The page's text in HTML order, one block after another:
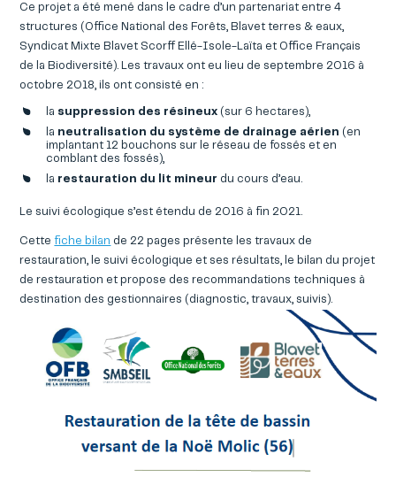
Ce projet a été mené dans le cadre d’un partenariat entre 4
structures (Office National des Forêts, Blavet terres & eaux,
Syndicat Mixte Blavet Scorff Ellé-Isole-Laïta et Office Français
de la Biodiversité). Les travaux ont eu lieu de septembre 2016 à
octobre 2018, ils ont consisté en :
la suppression des résineux (sur 6 hectares),
la neutralisation du système de drainage aérien (en
implantant 12 bouchons sur le réseau de fossés et en
comblant des fossés),
la restauration du lit mineur du cours d’eau.
Le suivi écologique s’est étendu de 2016 à fin 2021.
Cettefiche bilan de 22 pages présente les travaux de
restauration, le suivi écologique et ses résultats, le bilan du projet
de restauration et propose des recommandations techniques à
destination des gestionnaires (diagnostic, travaux, suivis).